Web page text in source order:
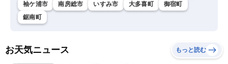
袖ケ浦市
南房総市 いすみ市 大多喜町
御宿町
鋸南町
お天気ニュース もっと読む